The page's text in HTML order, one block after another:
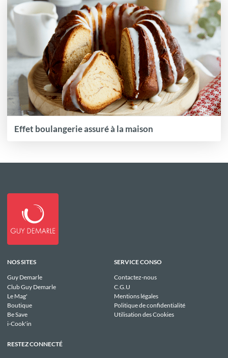
Effet boulangerie assuré à la maison
NOS SITES
Guy Demarle
Club Guy Demarle
Le Mag'
Boutique
Be Save
i-Cook'in
SERVICE CONSO
Contactez-nous
C.G.U
Mentions légales
Politique de confidentialité
Utilisation des Cookies
RESTEZ CONNECTÉ